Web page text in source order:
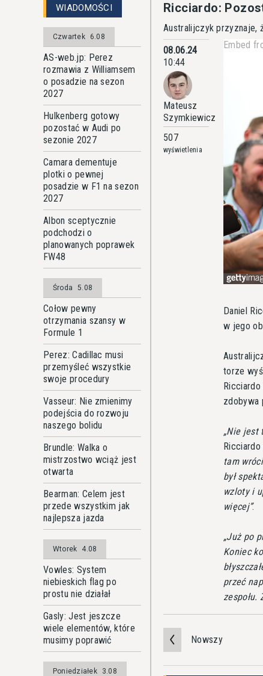
WIADOMOŚCI
Czwartek 6.08
AS-web.jp: Perez
rozmawia z Williamsem
o posadzie na sezon
2027
Hulkenberg gotowy
pozostać w Audi po
sezonie 2027
Camara dementuje
plotki o pewnej
posadzie w F1 na sezon
2027
Albon sceptycznie
podchodzi o
planowanych poprawek
FW48
Środa 5.08
Cołow pewny
otrzymania szansy w
Formule 1
Perez: Cadillac musi
przemyśleć wszystkie
swoje procedury
Vasseur: Nie zmienimy
podejścia do rozwoju
naszego bolidu
Brundle: Walka o
mistrzostwo wciąż jest
otwarta
Bearman: Celem jest
przede wszystkim jak
najlepsza jazda
Wtorek 4.08
Vowles: System
niebieskich flag po
prostu nie działał
Gasly: Jest jeszcze
wiele elementów, które
musimy poprawić
Poniedziałek 3.08
Ricciardo:
Australijczyk przyznaje,
08.06.24
10:44
Mateusz
Szymkiewicz
507
wyświetlenia
Embed
Daniel
w jego
torze
zdobywa
Nie jest
Ricciardo
tam
był
wzloty i
więcej .
Już po
Koniec
przeć
Nowszy